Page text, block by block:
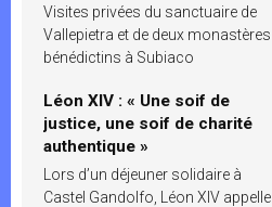
Visites privées du sanctuaire de
Vallepietra et de deux monastères
bénédictins à Subiaco
Léon XIV : « Une soif de
justice, une soif de charité
authentique »
Lors d’un déjeuner solidaire à
Castel Gandolfo, Léon XIV appelle